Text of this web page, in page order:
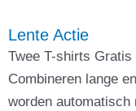
Lente Actie
Twee T-shirts
Combineren lange
worden automatisch